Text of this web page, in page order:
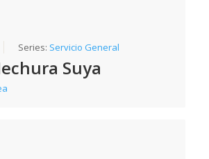
Series: Servicio General
Suya